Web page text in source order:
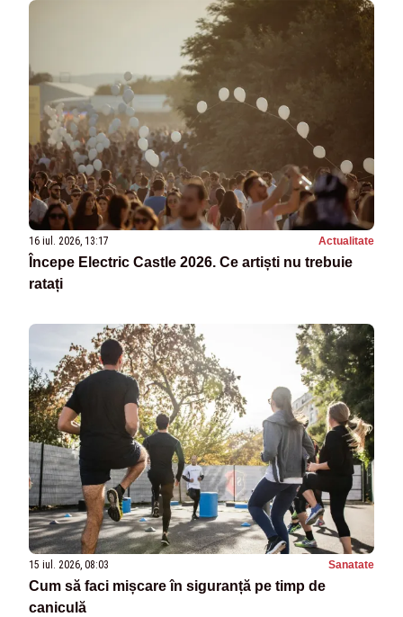
16 iul. 2026, 13:17 Actualitate
Începe Electric Castle 2026. Ce artiști nu trebuie
ratați
15 iul. 2026, 08:03 Sanatate
Cum să faci mișcare în siguranță pe timp de
caniculă